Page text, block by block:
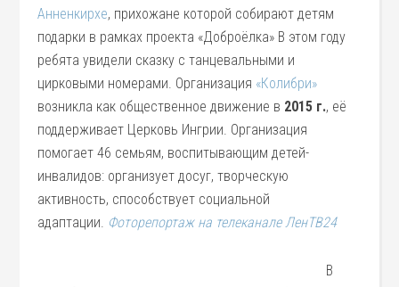
Анненкирхе, прихожане которой собирают детям
подарки в рамках проекта «Доброёлка» В этом году
ребята увидели сказку с танцевальными и
цирковыми номерами. Организация «Колибри»
возникла как общественное движение в 2015 г., её
поддерживает Церковь Ингрии. Организация
помогает 46 семьям, воспитывающим детей-
инвалидов: организует досуг, творческую
активность, способствует социальной
адаптации. Фоторепортаж на телеканале ЛенТВ24
В